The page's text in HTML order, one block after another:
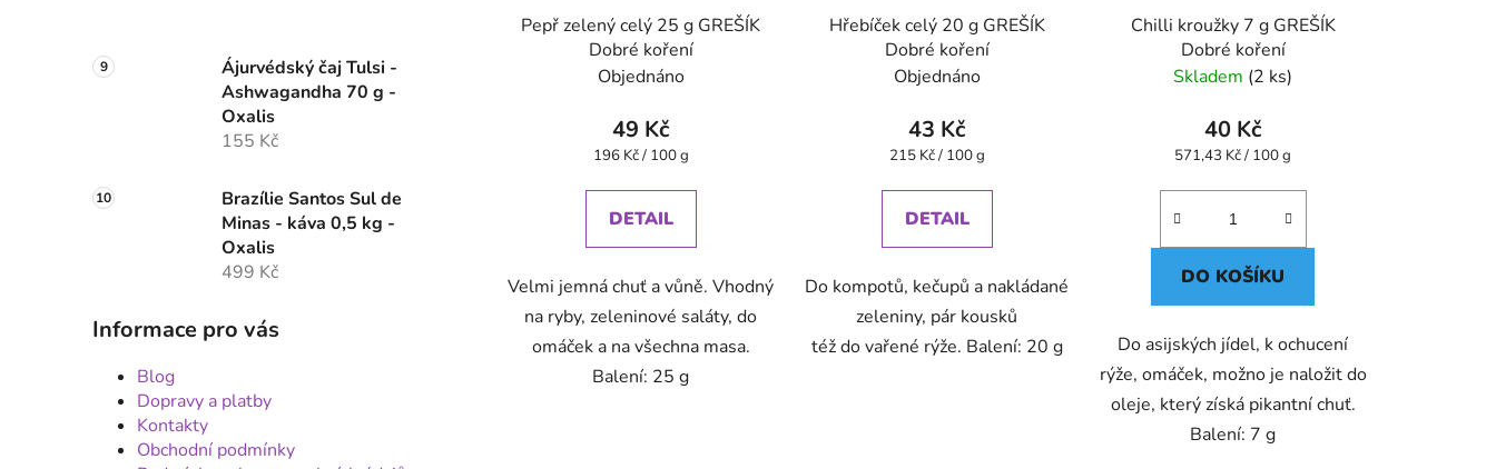
Ájurvédský čaj Tulsi -
Ashwagandha 70 g -
Oxalis
155 Kč
Brazílie Santos Sul de
Minas - káva 0,5 kg -
Oxalis
499 Kč
Informace pro vás
Blog
Dopravy a platby
Kontakty
Obchodní podmínky
Pepř zelený celý 25 g GREŠÍK
Dobré koření
Objednáno
49 Kč
Měrná
196 Kč / 100 g
DETAIL
Velmi jemná chuť a vůně. Vhodný
na ryby, zeleninové saláty, do
omáček a na všechna masa.
Balení: 25 g
Hřebíček celý 20 g GREŠÍK
Dobré koření
Objednáno
43 Kč
Měrná
215 Kč / 100 g
DETAIL
Do kompotů, kečupů a nakládané
zeleniny, pár kousků
též do vařené rýže. Balení: 20 g
Chilli kroužky 7 g GREŠÍK
Dobré koření
Skladem (2 ks)
40 Kč
Měrná
571,43 Kč / 100 g
DO KOŠÍKU
Do asijských jídel, k ochucení
rýže, omáček, možno je naložit do
oleje, který získá pikantní chuť.
Balení: 7 g